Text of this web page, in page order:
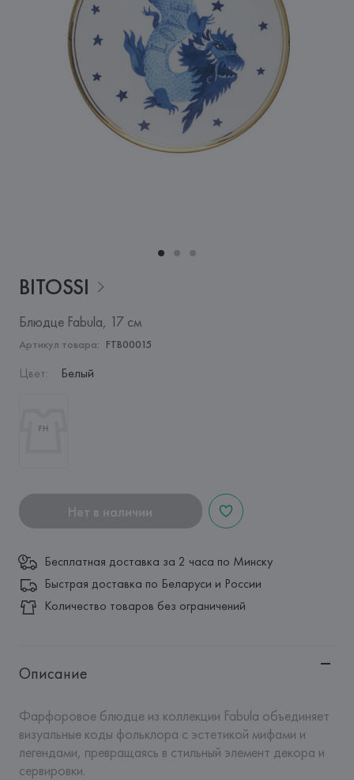
BITOSSI
Блюдце Fabula, 17 см
Артикул товара: FTB00015
Цвет: Белый
Нет в наличии
Бесплатная доставка за 2 часа по Минску
Быстрая доставка по Беларуси и России
Количество товаров без ограничений
Описание
Фарфоровое блюдце из коллекции Fabula объединяет
визуальные коды фольклора с эстетикой мифами и
легендами, превращаясь в стильный элемент декора и
сервировки.